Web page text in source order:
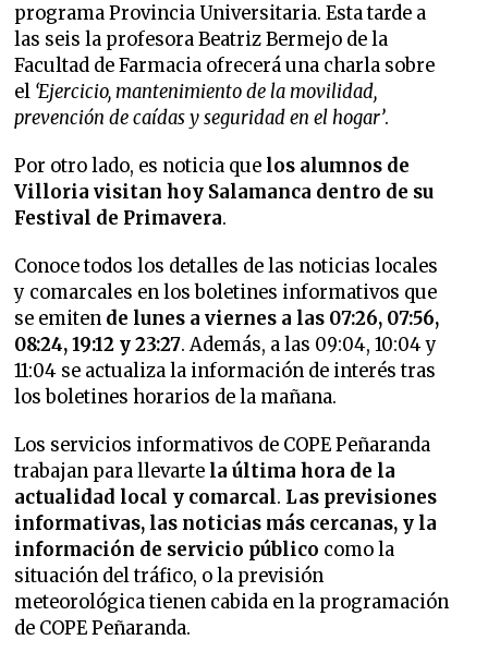
programa Provincia Universitaria. Esta tarde a
las seis la profesora Beatriz Bermejo de la
Facultad de Farmacia ofrecerá una charla sobre
el ‘Ejercicio, mantenimiento de la movilidad,
prevención de caídas y seguridad en el hogar’.
Por otro lado, es noticia que los alumnos de
Villoria visitan hoy Salamanca dentro de su
Festival de Primavera.
Conoce todos los detalles de las noticias locales
y comarcales en los boletines informativos que
se emiten de lunes a viernes a las 07:26, 07:56,
08:24, 19:12 y 23:27. Además, a las 09:04, 10:04 y
11:04 se actualiza la información de interés tras
los boletines horarios de la mañana.
Los servicios informativos de COPE Peñaranda
trabajan para llevarte la última hora de la
actualidad local y comarcal. Las previsiones
informativas, las noticias más cercanas, y la
información de servicio público como la
situación del tráfico, o la previsión
meteorológica tienen cabida en la programación
de COPE Peñaranda.